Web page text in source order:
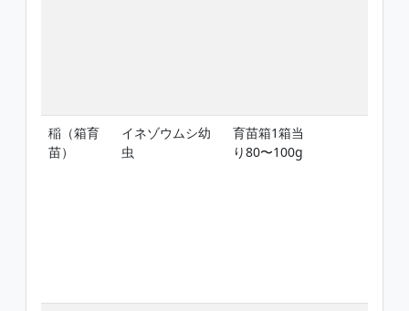
稲（箱育
苗）
イネゾウムシ幼
虫
育苗箱1箱当
り80〜100g